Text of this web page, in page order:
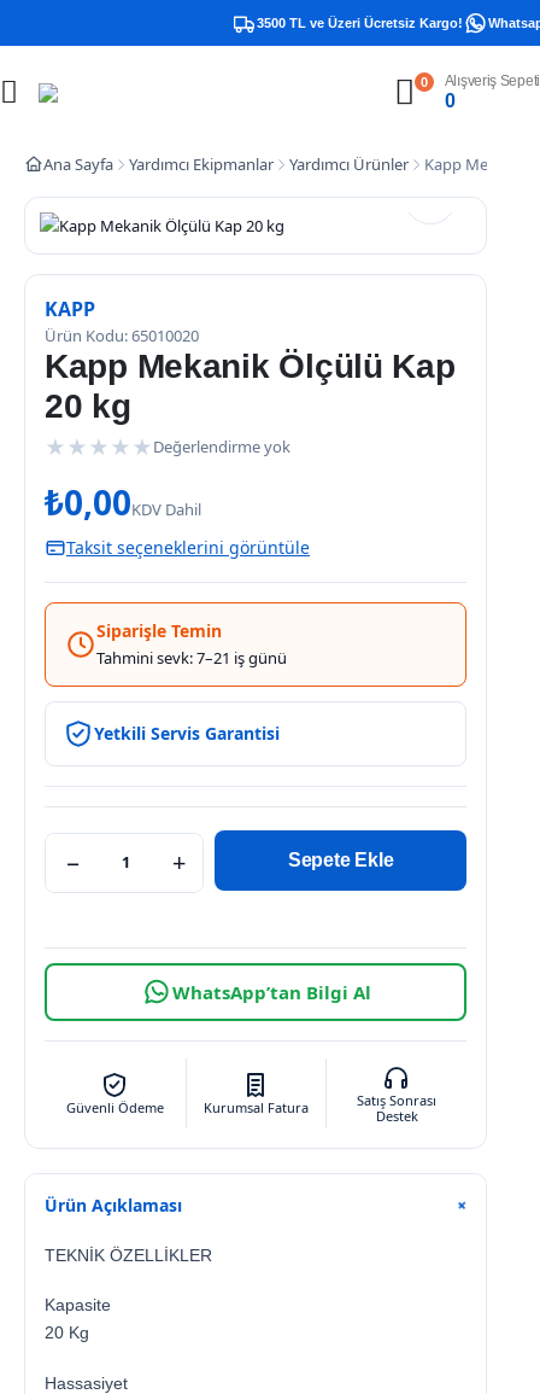
3500 TL ve Üzeri Ücretsiz Kargo!
0 Alışveriş Sepeti
0
Ana Sayfa Yardımcı Ekipmanlar Yardımcı Ürünler Kapp Mekanik
KAPP
Ürün Kodu: 65010020
Kapp Mekanik Ölçülü Kap
20 kg
★ ★ ★ ★ ★ Değerlendirme yok
₺0,00KDV Dahil
Taksit seçeneklerini görüntüle
Siparişle Temin
Tahmini sevk: 7–21 iş günü
Yetkili Servis Garantisi
− + Sepete Ekle
WhatsApp’tan Bilgi Al
Güvenli Ödeme Kurumsal Fatura
Satış Sonrası
Destek
Ürün Açıklaması +
TEKNİK ÖZELLİKLER
Kapasite
20 Kg
Hassasiyet